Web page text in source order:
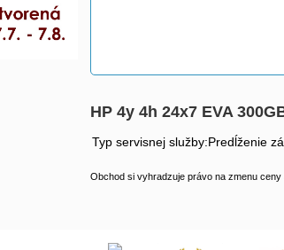
HP 4y 4h 24x7 EVA
Typ servisnej služby:Predĺženie
Obchod si vyhradzuje právo na zmenu